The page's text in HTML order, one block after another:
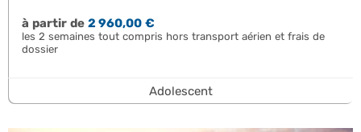
à partir de2 960,00 €
les 2 semaines tout compris hors transport aérien et frais de
dossier
Adolescent